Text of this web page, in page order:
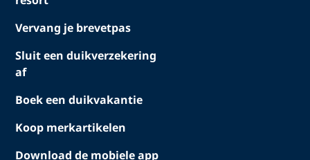
Vervang je brevetpas
Sluit een duikverzekering
af
Boek een duikvakantie
Koop merkartikelen
Download de mobiele app